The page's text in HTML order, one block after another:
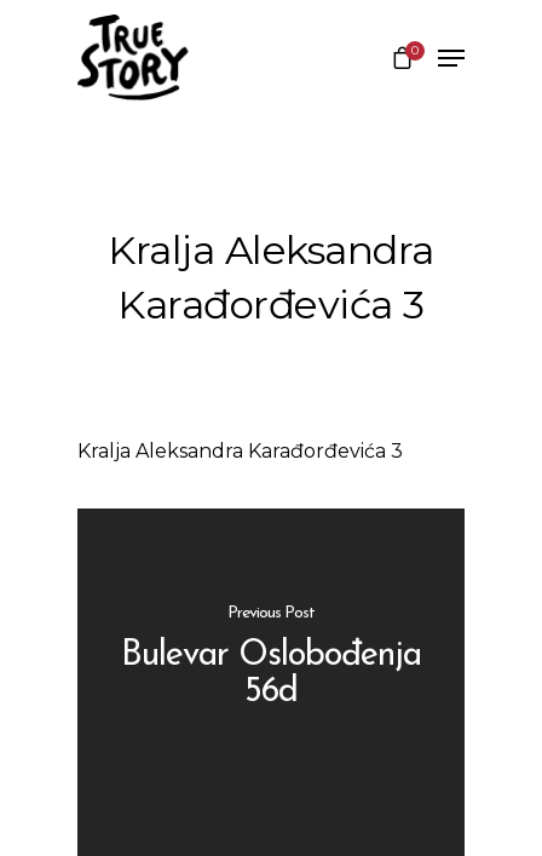
0
Kralja Aleksandra
Karađorđevića 3
Kralja Aleksandra Karađorđevića 3
Previous Post
Bulevar Oslobođenja
56d